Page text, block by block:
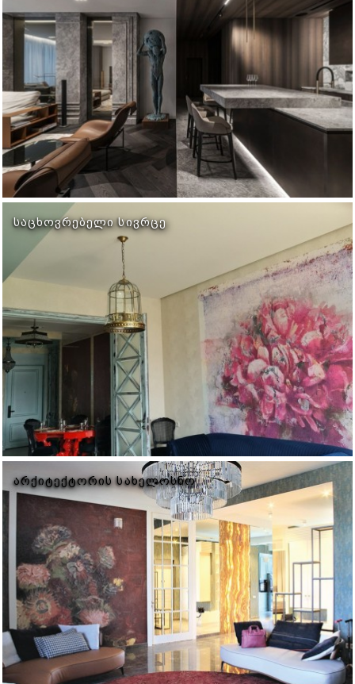
ᲡᲐᲪᲮᲝᲕᲠᲔᲑᲔᲚᲘ ᲡᲘᲕᲠᲪᲔ
ᲐᲠᲥᲘᲢᲔᲥᲢᲝᲠᲘᲡ ᲡᲐᲮᲔᲚᲝᲡᲜᲝ